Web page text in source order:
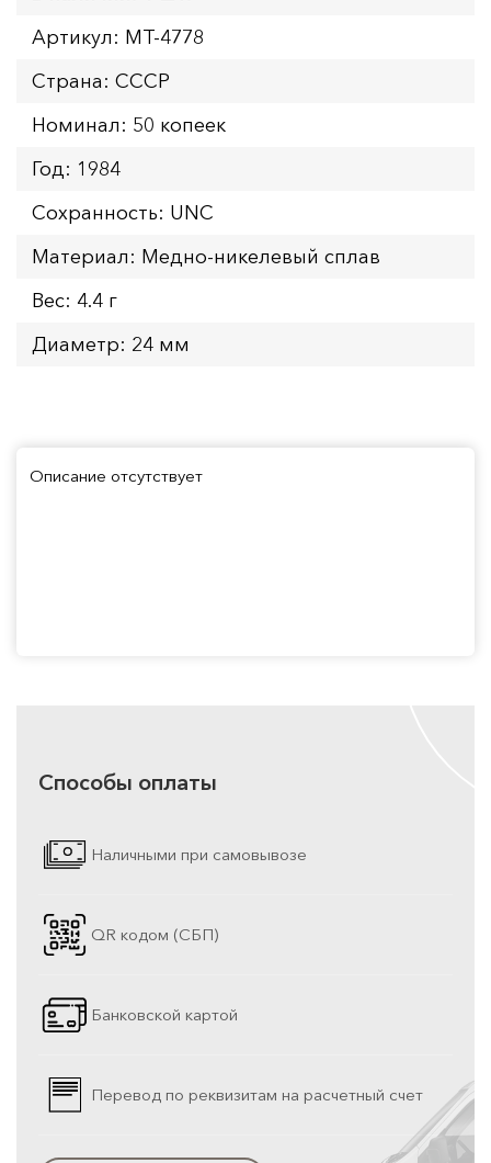
Артикул: MT-4778
Страна: СССР
Номинал: 50 копеек
Год: 1984
Сохранность: UNC
Материал: Медно-никелевый сплав
Вес: 4.4 г
Диаметр: 24 мм
Описание отсутствует
Способы оплаты
Наличными при самовывозе
QR кодом (СБП)
Банковской картой
Перевод по реквизитам на расчетный счет